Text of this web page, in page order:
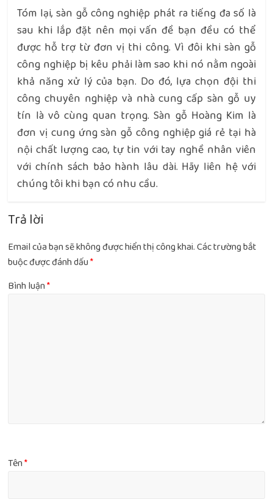
Tóm lại, sàn gỗ công nghiệp phát ra tiếng đa số là
sau khi lắp đặt nên mọi vấn đề bạn đều có thể
được hỗ trợ từ đơn vị thi công. Vì đôi khi sàn gỗ
công nghiệp bị kêu phải làm sao khi nó nằm ngoài
khả năng xử lý của bạn. Do đó, lựa chọn đội thi
công chuyên nghiệp và nhà cung cấp sàn gỗ uy
tín là vô cùng quan trọng. Sàn gỗ Hoàng Kim là
đơn vị cung ứng sàn gỗ công nghiệp giá rẻ tại hà
nội chất lượng cao, tự tin với tay nghề nhân viên
với chính sách bảo hành lâu dài. Hãy liên hệ với
chúng tôi khi bạn có nhu cầu.
Trả lời
Email của bạn sẽ không được hiển thị công khai.Các trường bắt
buộc được đánh dấu*
Bình luận*
Tên*